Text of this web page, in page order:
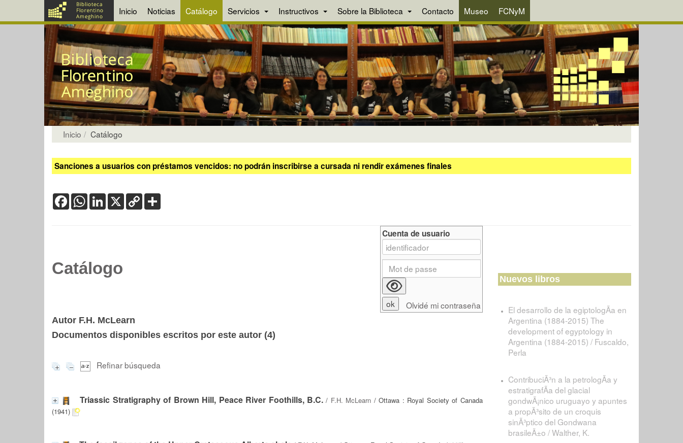
Inicio Noticias Catálogo Servicios Instructivos Sobre la Biblioteca Contacto Museo FCNyM
Inicio Catálogo
Sanciones a usuarios con préstamos vencidos: no podrán inscribirse a cursada ni rendir exámenes finales
FacebookWhatsApp
LinkedIn
X Copy
Link
Catálogo
Autor F.H. McLearn
Documentos disponibles escritos por este autor (4)
Refinar búsqueda
Triassic Stratigraphy of Brown Hill, Peace River Foothills, B.C. / F.H. McLearn / Ottawa : Royal Society of Canada
(1941)
Cuenta de usuario
Olvidé mi contraseña
Nuevos libros
El desarrollo de la egiptologÃ­a en
Argentina (1884-2015) The
development of egyptology in
Argentina (1884-2015) / Fuscaldo,
Perla
ContribuciÃ³n a la petrologÃ­a y
estratigrafÃ­a del glacial
gondwÃ¡nico uruguayo y apuntes
a propÃ³sito de un croquis
sinÃ³ptico del Gondwana
brasileÃ±o / Walther, K.